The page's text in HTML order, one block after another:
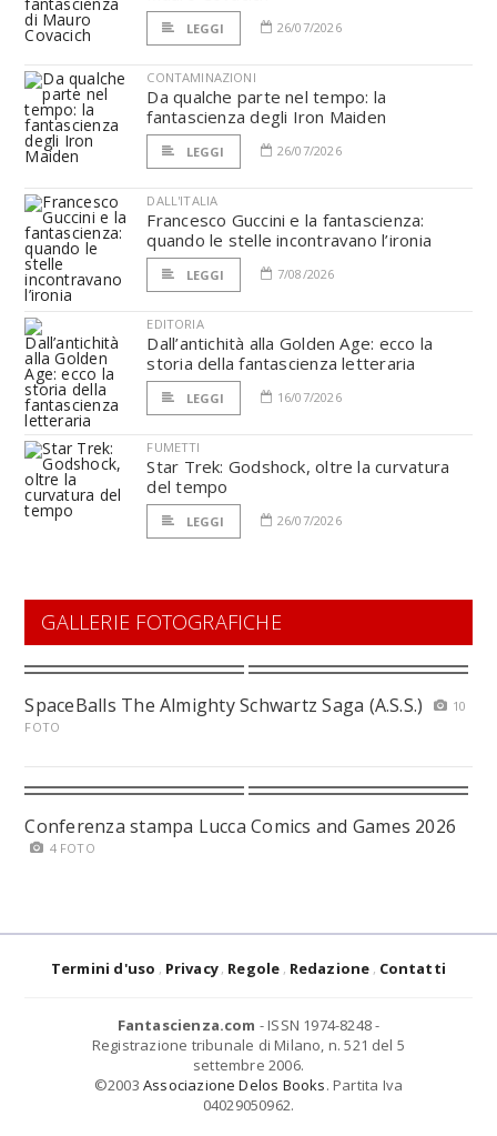
LEGGI 26/07/2026
CONTAMINAZIONI
Da qualche parte nel tempo: la
fantascienza degli Iron Maiden
LEGGI 26/07/2026
DALL'ITALIA
Francesco Guccini e la fantascienza:
quando le stelle incontravano l’ironia
LEGGI 7/08/2026
EDITORIA
Dall’antichità alla Golden Age: ecco la
storia della fantascienza letteraria
LEGGI 16/07/2026
FUMETTI
Star Trek: Godshock, oltre la curvatura
del tempo
LEGGI 26/07/2026
GALLERIE FOTOGRAFICHE
SpaceBalls The Almighty Schwartz Saga (A.S.S.)
10
FOTO
Conferenza stampa Lucca Comics and Games 2026
4 FOTO
Termini d'uso Privacy Regole Redazione Contatti
Fantascienza.com - ISSN 1974-8248 -
Registrazione tribunale di Milano, n. 521 del 5
settembre 2006.
©2003 Associazione Delos Books. Partita Iva
04029050962.